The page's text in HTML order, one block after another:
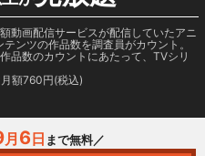
動画配信サービスが配信していたアニ
ンツの作品数を調査員がカウント。
品数のカウントにあたって、TVシリ
額760円(税込)
月 6日 まで無料／